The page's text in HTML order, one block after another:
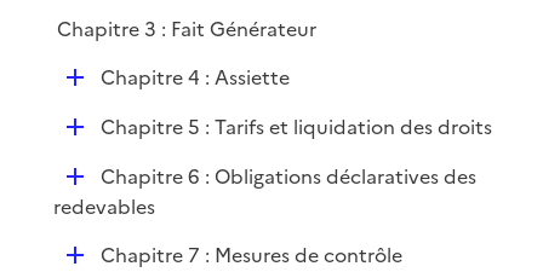
Chapitre 3 : Fait Générateur
D
e
Chapitre 4 : Assiette
D
l
Chapitre 5 : Tarifs et liquidation des droits
D
é
Chapitre 6 : Obligations déclaratives des
redevables
DChapitre 7 : Mesures de contrôle